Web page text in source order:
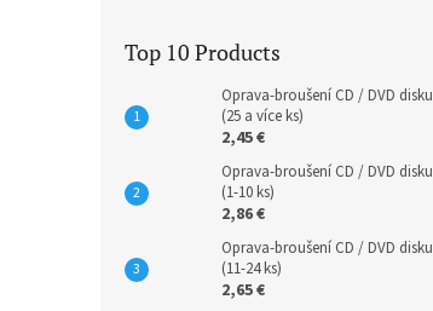
Top 10 Products
Oprava-broušení CD / DVD disku
(25 a více ks)
2,45 €
Oprava-broušení CD / DVD disku
(1-10 ks)
2,86 €
Oprava-broušení CD / DVD disku
(11-24 ks)
2,65 €